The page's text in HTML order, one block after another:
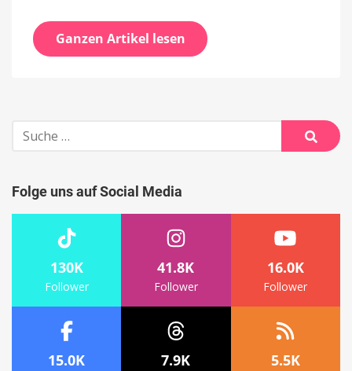
Ganzen Artikel lesen
Suche
nach:
Suche
Folge uns auf Social Media
130K
Follower
41.8K
Follower
16.0K
Follower
15.0K 7.9K 5.5K